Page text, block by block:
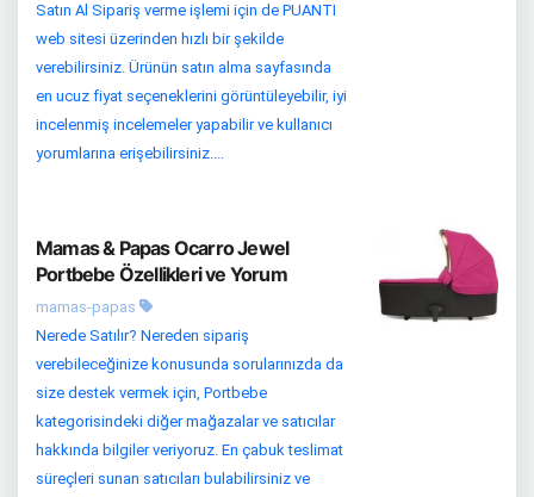
Satın Al Sipariş verme işlemi için de PUANTI
web sitesi üzerinden hızlı bir şekilde
verebilirsiniz. Ürünün satın alma sayfasında
en ucuz fiyat seçeneklerini görüntüleyebilir, iyi
incelenmiş incelemeler yapabilir ve kullanıcı
yorumlarına erişebilirsiniz....
Mamas & Papas Ocarro Jewel
Portbebe Özellikleri ve Yorum
mamas-papas
Nerede Satılır? Nereden sipariş
verebileceğinize konusunda sorularınızda da
size destek vermek için, Portbebe
kategorisindeki diğer mağazalar ve satıcılar
hakkında bilgiler veriyoruz. En çabuk teslimat
süreçleri sunan satıcıları bulabilirsiniz ve